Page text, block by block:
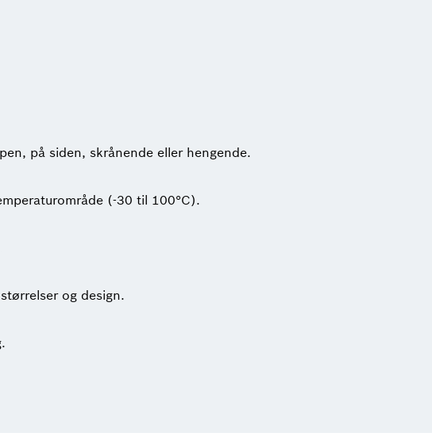
på siden, skrånende eller hengende.
(-30 til 100°C).
og design.